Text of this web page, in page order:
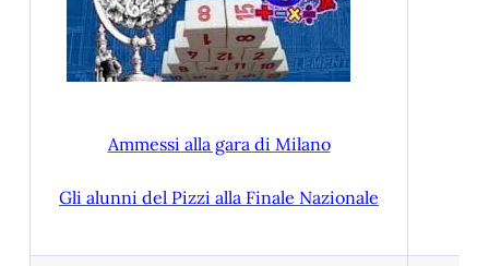
Ammessi alla gara di Milano
Gli alunni del Pizzi alla Finale Nazionale